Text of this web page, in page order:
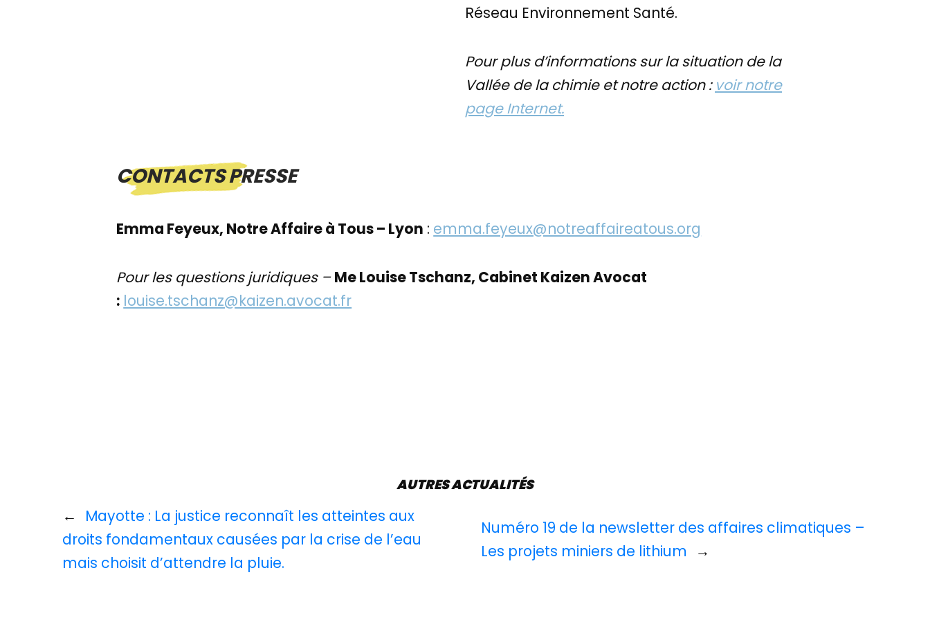
Réseau Environnement Santé.
Pour plus d’informations sur la situation de la
Vallée de la chimie et notre action : voir notre
page Internet.
CONTACTS PRESSE
Emma Feyeux, Notre Affaire à Tous – Lyon : emma.feyeux@notreaffaireatous.org
Pour les questions juridiques –Me Louise Tschanz, Cabinet Kaizen Avocat
: louise.tschanz@kaizen.avocat.fr
←
Mayotte : La justice reconnaît les atteintes aux
droits fondamentaux causées par la crise de l’eau
mais choisit d’attendre la pluie.
AUTRES ACTUALITÉS
Numéro 19 de la newsletter des affaires climatiques –
Les projets miniers de lithium →